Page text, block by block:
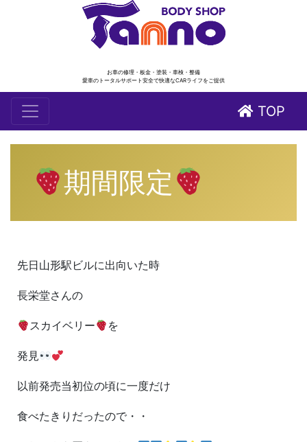
お車の修理・板金・塗装・車検・整備
愛車のトータルサポート安全で快適なCARライフをご提供
TOP
期間限定
先日山形駅ビルに出向いた時
長栄堂さんの
スカイベリー を
発見
以前発売当初位の頃に一度だけ
食べたきりだったので・・